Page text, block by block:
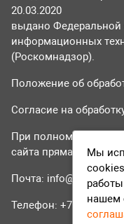
20.03.2020
выдано Федеральной
информационных
(Роскомнадзор).
Положение об
Согласие на
При полном или
сайта прямая
Почта: info@tvr24.tv
Телефон: +7 (496) 551-
Мы
нашем